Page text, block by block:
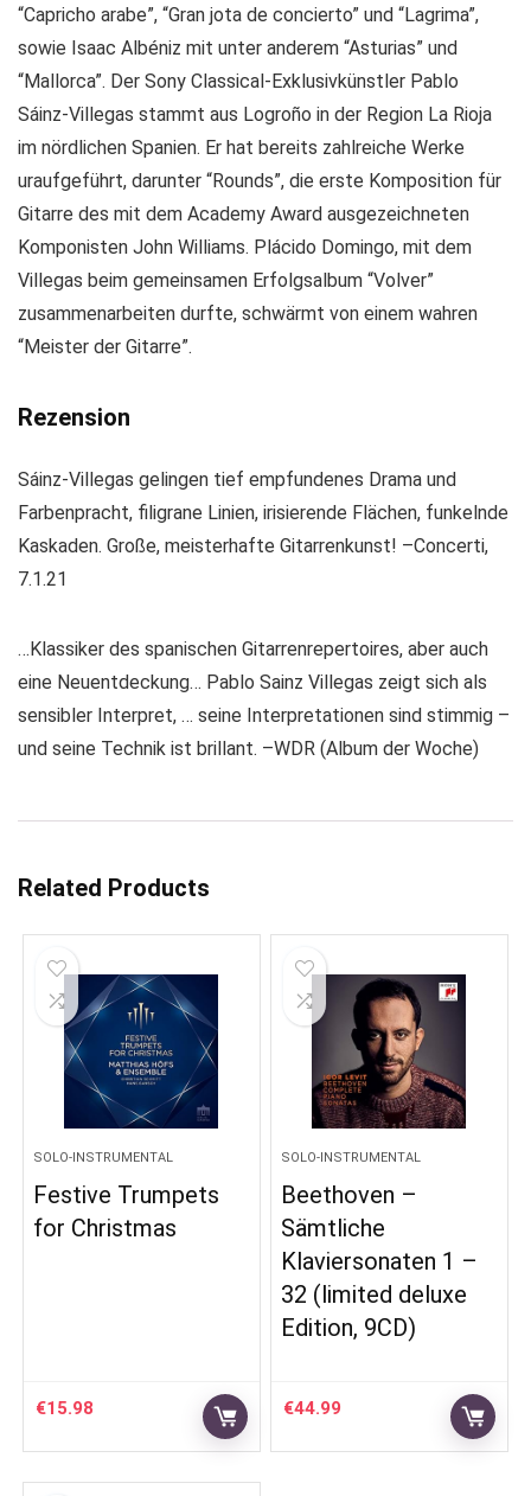
“Capricho arabe”, “Gran jota de concierto” und “Lagrima”,
sowie Isaac Albéniz mit unter anderem “Asturias” und
“Mallorca”. Der Sony Classical-Exklusivkünstler Pablo
Sáinz-Villegas stammt aus Logroño in der Region La Rioja
im nördlichen Spanien. Er hat bereits zahlreiche Werke
uraufgeführt, darunter “Rounds”, die erste Komposition für
Gitarre des mit dem Academy Award ausgezeichneten
Komponisten John Williams. Plácido Domingo, mit dem
Villegas beim gemeinsamen Erfolgsalbum “Volver”
zusammenarbeiten durfte, schwärmt von einem wahren
“Meister der Gitarre”.
Rezension
Sáinz-Villegas gelingen tief empfundenes Drama und
Farbenpracht, filigrane Linien, irisierende Flächen, funkelnde
Kaskaden. Große, meisterhafte Gitarrenkunst! –Concerti,
7.1.21
…Klassiker des spanischen Gitarrenrepertoires, aber auch
eine Neuentdeckung… Pablo Sainz Villegas zeigt sich als
sensibler Interpret, … seine Interpretationen sind stimmig –
und seine Technik ist brillant. –WDR (Album der Woche)
Related Products
SOLO-INSTRUMENTAL
Festive Trumpets
for Christmas
€15.98
SOLO-INSTRUMENTAL
Beethoven –
Sämtliche
Klaviersonaten 1 –
32 (limited deluxe
Edition, 9CD)
€44.99